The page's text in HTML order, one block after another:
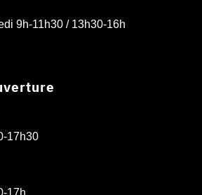
9h-11h30 / 13h30-16h
17h30
17h